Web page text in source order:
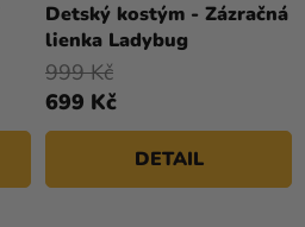
Detský kostým - Zázračná
lienka Ladybug
699 Kč
999 Kč
DETAIL